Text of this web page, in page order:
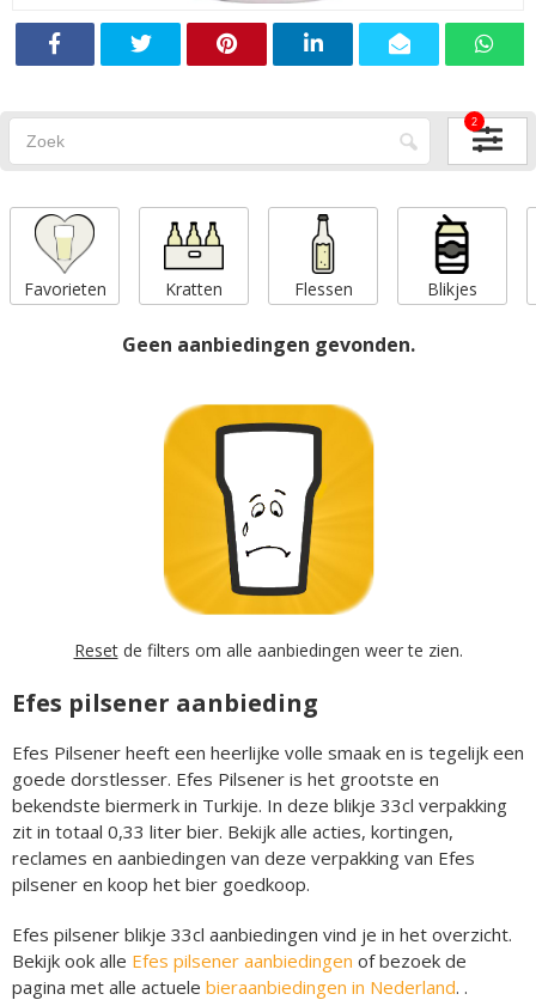
2
Favorieten Kratten Flessen Blikjes
Geen aanbiedingen gevonden.
Resetde filters om alle aanbiedingen weer te zien.
Efes pilsener aanbieding
Efes Pilsener heeft een heerlijke volle smaak en is tegelijk een
goede dorstlesser. Efes Pilsener is het grootste en
bekendste biermerk in Turkije. In deze blikje 33cl verpakking
zit in totaal 0,33 liter bier. Bekijk alle acties, kortingen,
reclames en aanbiedingen van deze verpakking van Efes
pilsener en koop het bier goedkoop.
Efes pilsener blikje 33cl aanbiedingen vind je in het overzicht.
Bekijk ook alle Efes pilsener aanbiedingen of bezoek de
pagina met alle actuele bieraanbiedingen in Nederland. .